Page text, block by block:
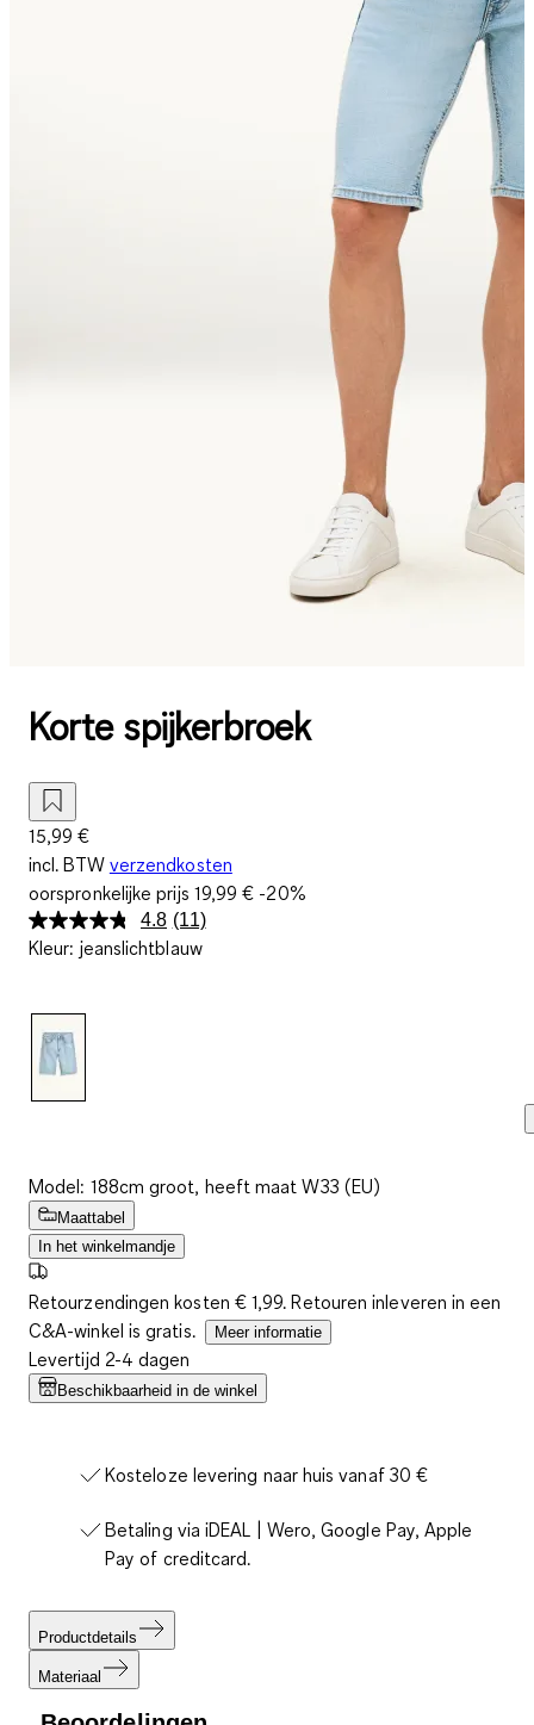
Korte spijkerbroek
15,99 €
incl. BTW verzendkosten
oorspronkelijke prijs 19,99 € -20%
4.8 Lees
11
(11)
Kleur: jeanslichtblauw
Model: 188cm groot, heeft maat W33 (EU)
Maattabel
In het winkelmandje
Retourzendingen kosten € 1,99. Retouren inleveren in een
C&A-winkel is gratis.
Meer informatie
Levertijd 2-4 dagen
Beschikbaarheid in de winkel
Kosteloze levering naar huis vanaf 30 €
Betaling via iDEAL | Wero, Google Pay, Apple
Pay of creditcard.
Productdetails
Materiaal